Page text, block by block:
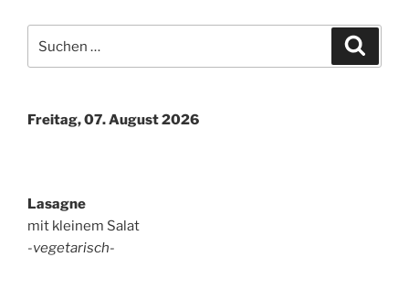
nach:
Freitag, 07. August 2026
Lasagne
mit kleinem Salat
-vegetarisch-